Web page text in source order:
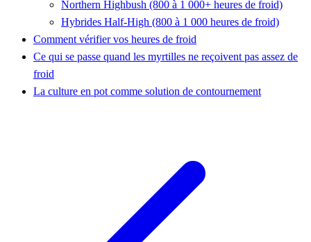
Northern Highbush (800 à 1 000+ heures de froid)
Hybrides Half-High (800 à 1 000 heures de froid)
Comment vérifier vos heures de froid
Ce qui se passe quand les myrtilles ne reçoivent pas assez de
froid
La culture en pot comme solution de contournement